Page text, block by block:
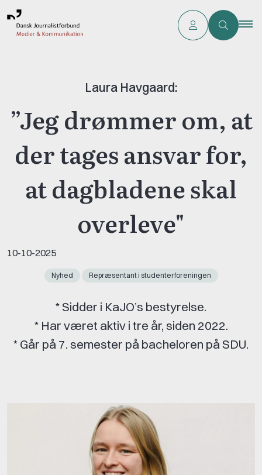
Laura Havgaard:
”Jeg drømmer om, at
der tages ansvar for,
at dagbladene skal
overleve"
10-10-2025
Nyhed Repræsentant i studenterforeningen
* Sidder i KaJO’s bestyrelse.
* Har været aktiv i tre år, siden 2022.
* Går på 7. semester på bacheloren på SDU.